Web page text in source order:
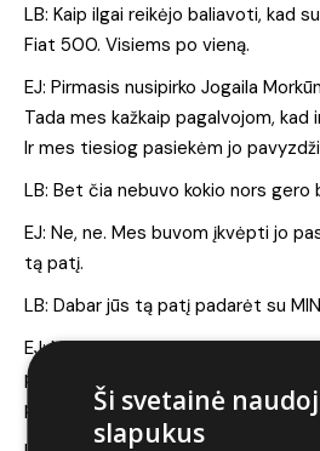
LB: Kaip ilgai reikėjo baliavoti, kad
Fiat 500. Visiems po vieną.
EJ: Pirmasis nusipirko Jogaila
Tada mes kažkaip pagalvojom, kad
Ir mes tiesiog pasiekėm jo
LB: Bet čia nebuvo kokio nors gero
EJ: Ne, ne. Mes buvom įkvėpti jo
tą patį.
LB: Dabar jūs tą patį padarėt su
EJ: Ne, ne, ne. Ne. Aš tiesiog
prasmės turėti mažą automobilį,
patirtis. Geriau turėti didelį
Ši svetainė
slapukus